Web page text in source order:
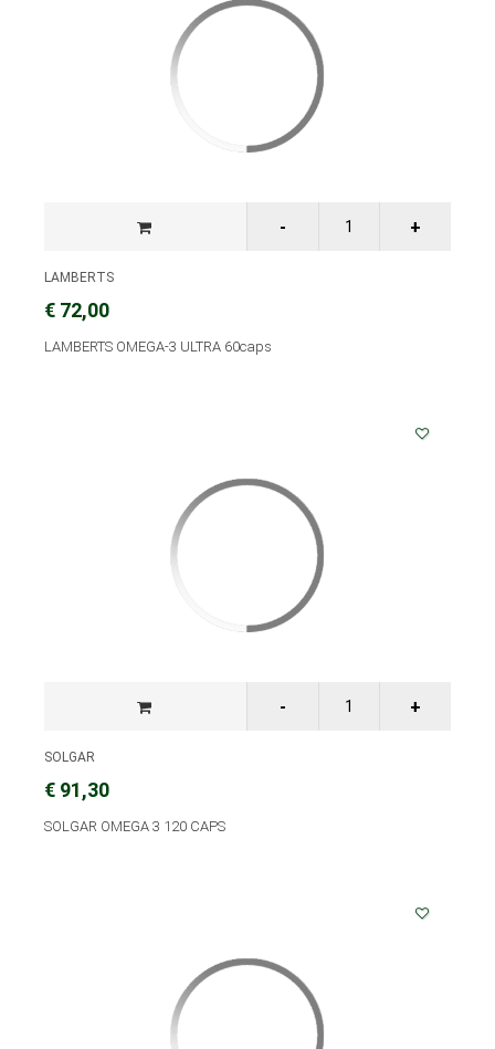
LAMBERTS
€ 72,00
LAMBERTS OMEGA-3 ULTRA 60caps
SOLGAR
€ 91,30
SOLGAR OMEGA 3 120 CAPS